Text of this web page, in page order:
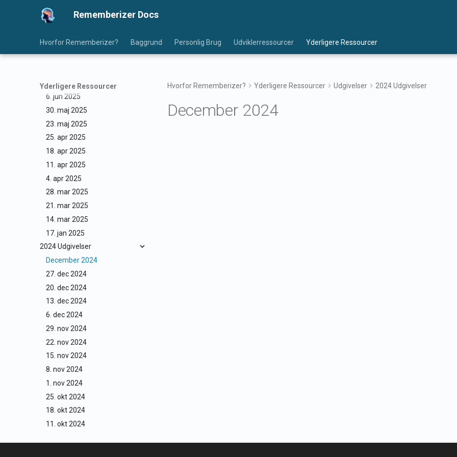
Rememberizer Docs
Hvorfor Rememberizer? Baggrund Personlig Brug Udviklerressourcer Yderligere Ressourcer
Yderligere Ressourcer
25. jul 2025
11. jul 2025
4. jul 2025
20. jun 2025
6. jun 2025
30. maj 2025
23. maj 2025
25. apr 2025
18. apr 2025
11. apr 2025
4. apr 2025
28. mar 2025
21. mar 2025
14. mar 2025
17. jan 2025
2024 Udgivelser
December 2024
27. dec 2024
20. dec 2024
13. dec 2024
6. dec 2024
29. nov 2024
22. nov 2024
15. nov 2024
8. nov 2024
1. nov 2024
25. okt 2024
18. okt 2024
11. okt 2024
Hvorfor Rememberizer? Yderligere Ressourcer Udgivelser 2024 Udgivelser
December 2024